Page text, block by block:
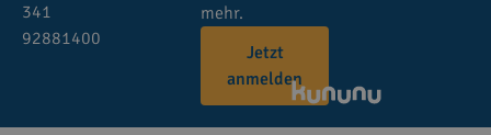
341
92881400
mehr.
Jetzt
anmelden